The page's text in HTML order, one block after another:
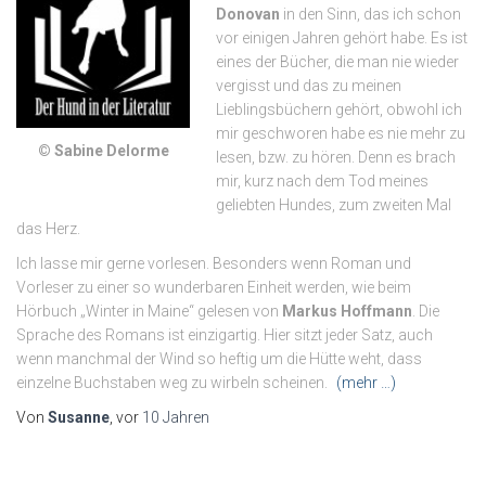
© Sabine Delorme
Donovan in den Sinn, das ich schon
vor einigen Jahren gehört habe. Es ist
eines der Bücher, die man nie wieder
vergisst und das zu meinen
Lieblingsbüchern gehört, obwohl ich
mir geschworen habe es nie mehr zu
lesen, bzw. zu hören. Denn es brach
mir, kurz nach dem Tod meines
geliebten Hundes, zum zweiten Mal
das Herz.
Ich lasse mir gerne vorlesen. Besonders wenn Roman und
Vorleser zu einer so wunderbaren Einheit werden, wie beim
Hörbuch „Winter in Maine“ gelesen von Markus Hoffmann . Die
Sprache des Romans ist einzigartig. Hier sitzt jeder Satz, auch
wenn manchmal der Wind so heftig um die Hütte weht, dass
einzelne Buchstaben weg zu wirbeln scheinen.
(mehr …)
Von Susanne , vor 10 Jahren